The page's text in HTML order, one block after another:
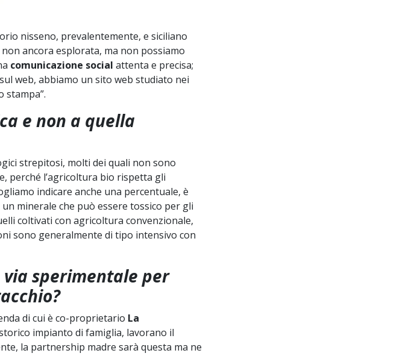
nisseno, prevalentemente, e siciliano
ancora esplorata, ma non possiamo
comunicazione social attenta e precisa;
web, abbiamo un sito web studiato nei
stampa”.
e non a quella
strepitosi, molti dei quali non sono
perché l’agricoltura bio rispetta gli
indicare anche una percentuale, è
minerale che può essere tossico per gli
coltivati con agricoltura convenzionale,
sono generalmente di tipo intensivo con
via sperimentale per
di cui è co-proprietario La
impianto di famiglia, lavorano il
la partnership madre sarà questa ma ne